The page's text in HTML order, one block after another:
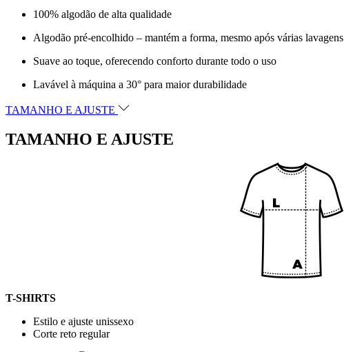
100% algodão de alta qualidade
Algodão pré-encolhido – mantém a forma, mesmo após várias lavagens
Suave ao toque, oferecendo conforto durante todo o uso
Lavável à máquina a 30° para maior durabilidade
TAMANHO E AJUSTE
TAMANHO E AJUSTE
T-SHIRTS
Estilo e ajuste unissexo
Corte reto regular